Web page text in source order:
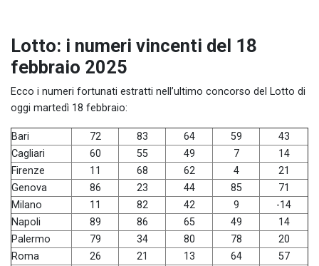
Lotto: i numeri vincenti del 18
febbraio 2025
Ecco i numeri fortunati estratti nell’ultimo concorso del Lotto di
oggi martedì 18 febbraio:
Bari 72 83 64 59
43
Cagliari
60 55 49 7
14
Firenze
11 68 62 4
21
Genova
86 23 44 85
71
Milano
11 82 42 9
-14
Napoli
89 86 65 49
14
Palermo
79 34 80 78
20
Roma
26 21 13 64
57